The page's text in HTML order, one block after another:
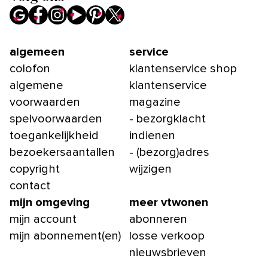
algemeen
colofon
algemene
voorwaarden
spelvoorwaarden
toegankelijkheid
bezoekersaantallen
copyright
contact
service
klantenservice shop
klantenservice
magazine
- bezorgklacht
indienen
- (bezorg)adres
wijzigen
mijn omgeving
mijn account
mijn abonnement(en)
meer vtwonen
abonneren
losse verkoop
nieuwsbrieven